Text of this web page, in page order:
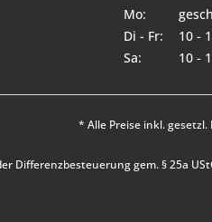
Mo:
Di - Fr:
10 -
Sa:
10 -
* Alle Preise inkl.
Differenzbesteuerung gem. § 25a